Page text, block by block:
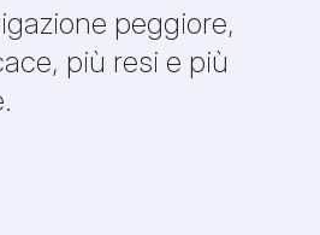
peggiore,
più resi e più